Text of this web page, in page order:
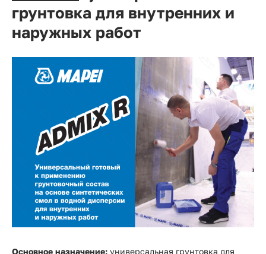
грунтовка для внутренних и
наружных работ
Основное назначение: универсальная грунтовка для